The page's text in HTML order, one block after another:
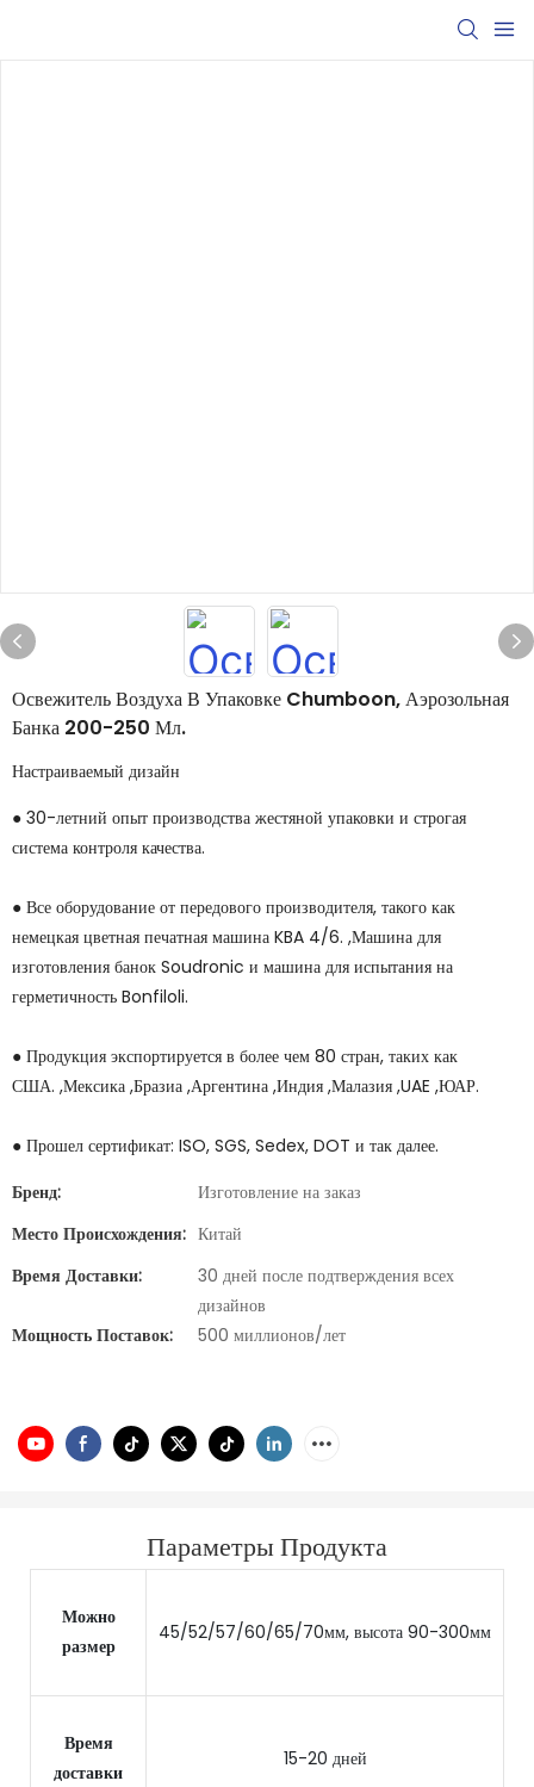
Освежитель Воздуха В Упаковке Chumboon, Аэрозольная
Банка 200-250 Мл.
Настраиваемый дизайн
● 30-летний опыт производства жестяной упаковки и строгая
система контроля качества.
● Все оборудование от передового производителя, такого как
немецкая цветная печатная машина KBA 4/6. ,Машина для
изготовления банок Soudronic и машина для испытания на
герметичность Bonfiloli.
● Продукция экспортируется в более чем 80 стран, таких как
США. ,Мексика ,Бразиа ,Аргентина ,Индия ,Малазия ,UAE ,ЮАР.
● Прошел сертификат: ISO, SGS, Sedex, DOT и так далее.
Бренд:
Изготовление на заказ
Место Происхождения: Китай
Время Доставки:
30 дней после подтверждения всех
дизайнов
Мощность Поставок:
500 миллионов/лет
Параметры Продукта
Можно
размер
45/52/57/60/65/70мм, высота 90-300мм
Время
доставки
15-20 дней